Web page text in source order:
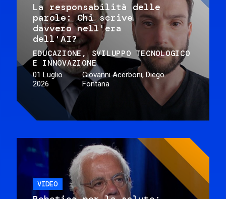
La responsabilità delle
parole: Chi scrive
davvero nell'era
dell'AI?
EDUCAZIONE
SVILUPPO TECNOLOGICO
E INNOVAZIONE
01 Luglio
2026
Giovanni Acerboni, Diego
Fontana
VIDEO